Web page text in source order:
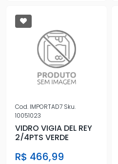
Cod. IMPORTAD7 Sku.
10051023
VIDRO VIGIA DEL REY
2/4PTS VERDE
R$ 466,99